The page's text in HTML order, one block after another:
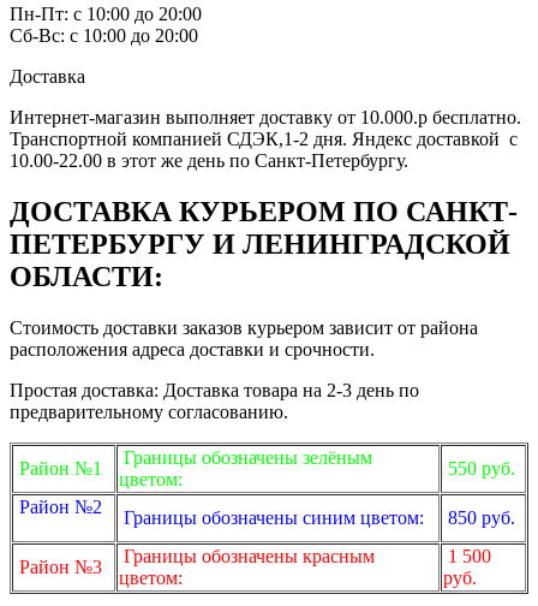
Пн-Пт: с 10:00 до 20:00
Сб-Вс: с 10:00 до 20:00
Доставка
Интернет-магазин выполняет доставку от 10.000.р бесплатно.
Транспортной компанией СДЭК,1-2 дня. Яндекс доставкой с
10.00-22.00 в этот же день по Санкт-Петербургу.
ДОСТАВКА КУРЬЕРОМ ПО САНКТ-
ПЕТЕРБУРГУ И ЛЕНИНГРАДСКОЙ
ОБЛАСТИ:
Стоимость доставки заказов курьером зависит от района
расположения адреса доставки и срочности.
Простая доставка: Доставка товара на 2-3 день по
предварительному согласованию.
Район №1
Границы обозначены зелёным
цветом:
550 руб.
Район №2
Границы обозначены синим цветом: 850 руб.
Район №3
Границы обозначены красным
цветом:
1 500
руб.